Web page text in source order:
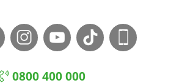
0800 400 000